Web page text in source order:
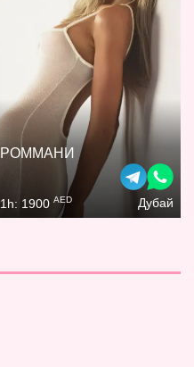
РОММАНИ
1h: 1900AED Дубай